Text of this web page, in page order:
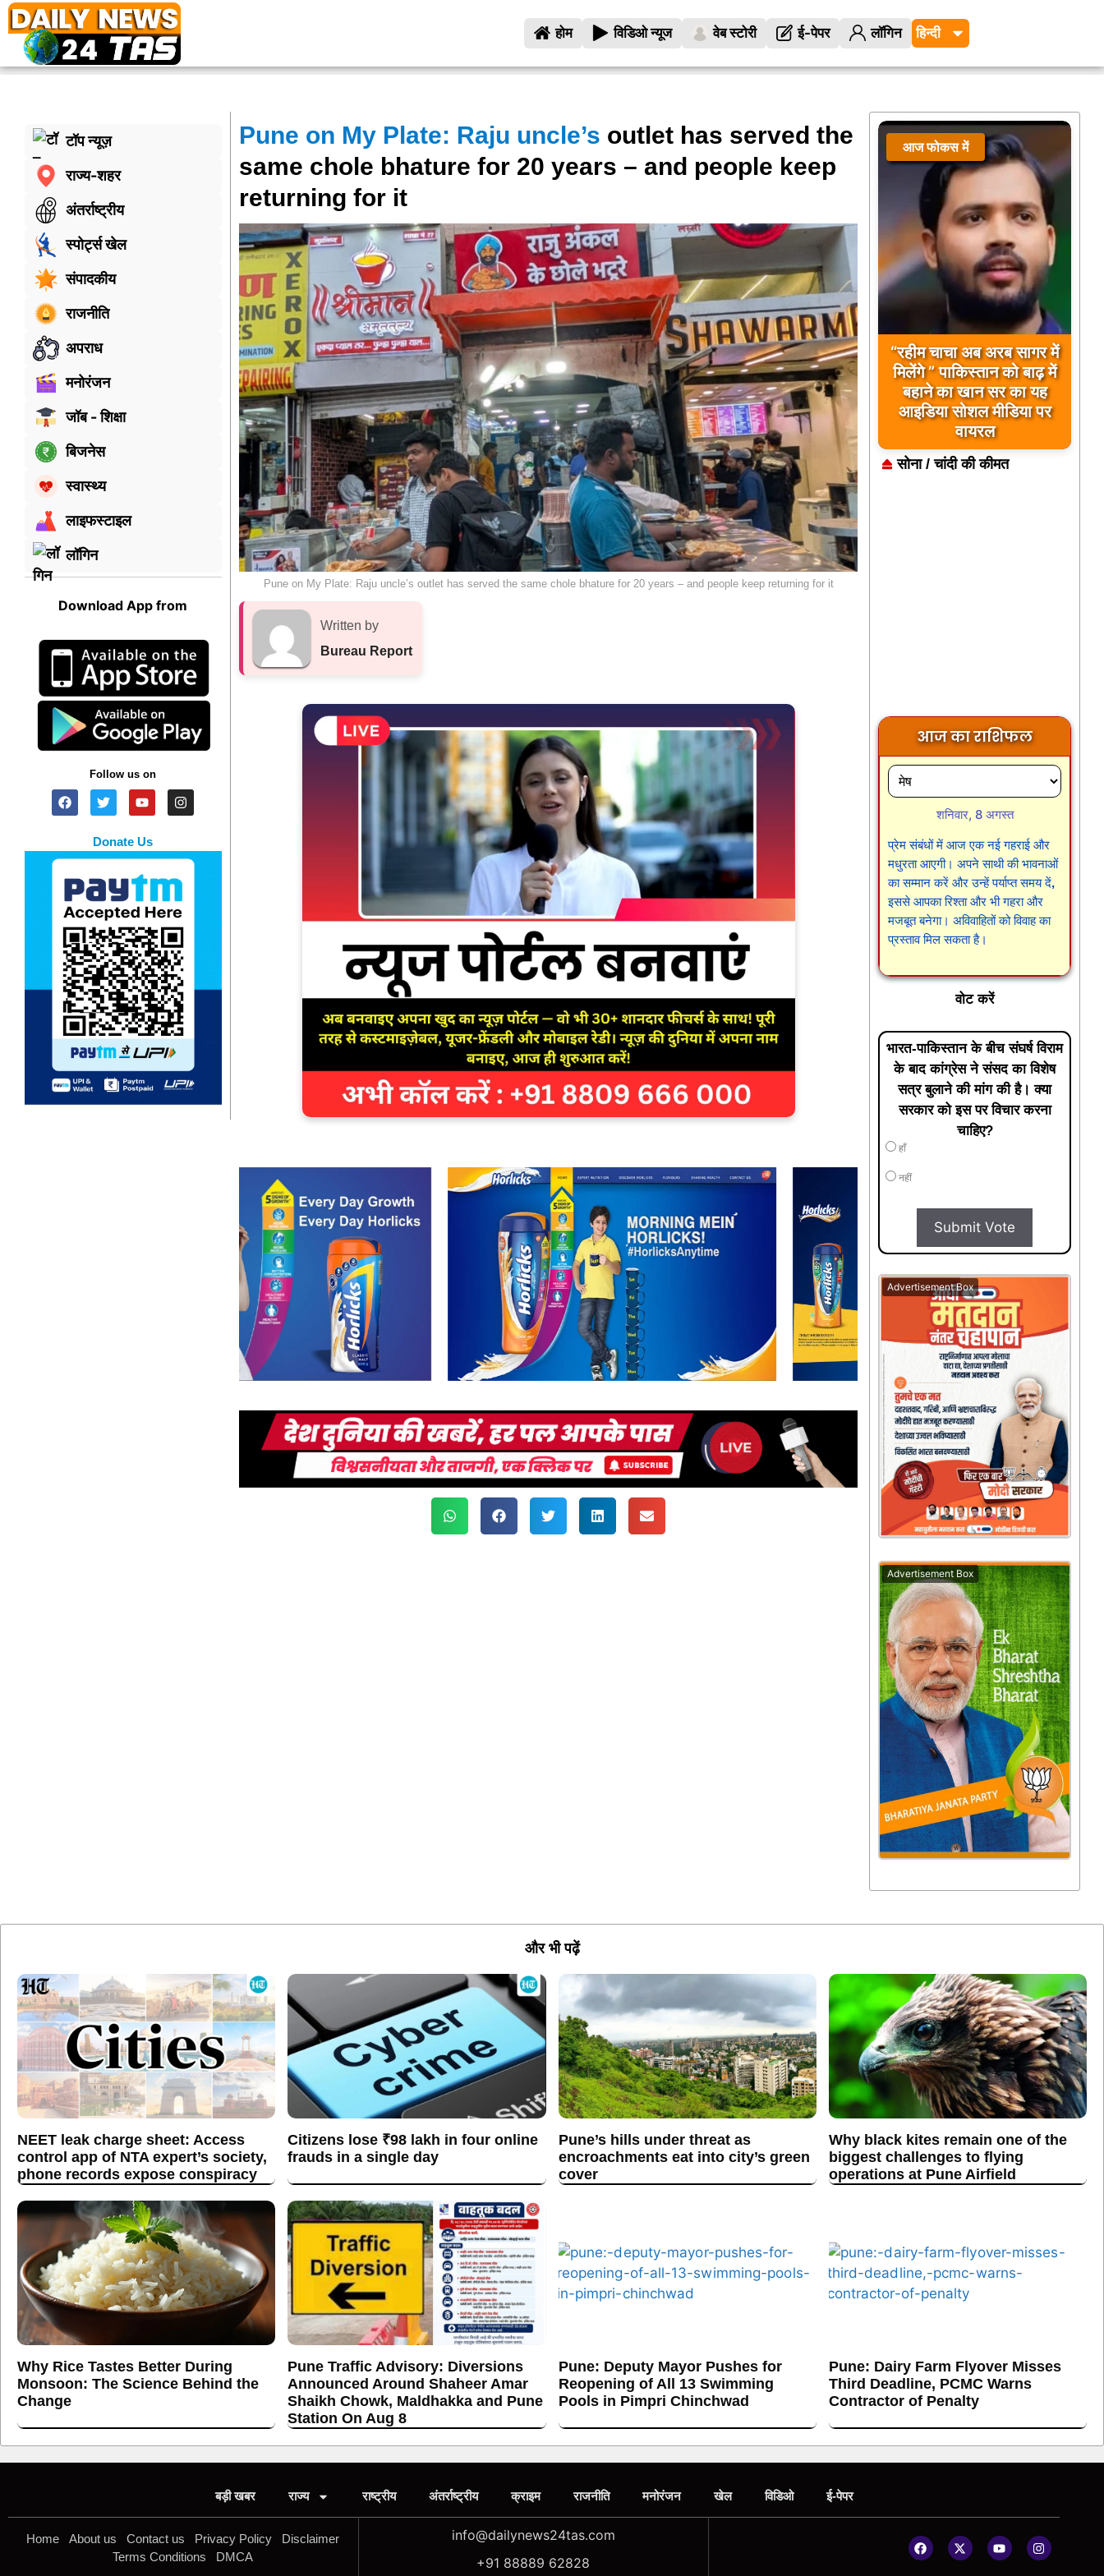
होम विडिओ न्यूज वेब स्टोरी ई-पेपर लॉगिन
टॉप न्यूज़
राज्य-शहर
अंतर्राष्ट्रीय
स्पोर्ट्स खेल
संपादकीय
राजनीति
अपराध
मनोरंजन
जॉब - शिक्षा
बिजनेस
स्वास्थ्य
लाइफस्टाइल
लॉगिन
Download App from
Follow us on
Donate Us
Pune on My Plate: Raju uncle’s outlet has served the
same chole bhature for 20 years – and people keep
returning for it
Pune on My Plate: Raju uncle’s outlet has served the same chole bhature for 20 years – and people keep returning for it
Written by
Bureau Report
आज फोकस में
“रहीम चाचा अब अरब सागर में
मिलेंगे ” पाकिस्तान को बाढ़ में
बहाने का खान सर का यह
आइडिया सोशल मीडिया पर
वायरल
सोना / चांदी की कीमत
आज का राशिफल
शनिवार, 8 अगस्त
प्रेम संबंधों में आज एक नई गहराई और
मधुरता आएगी। अपने साथी की भावनाओं
का सम्मान करें और उन्हें पर्याप्त समय दें,
इससे आपका रिश्ता और भी गहरा और
मजबूत बनेगा। अविवाहितों को विवाह का
प्रस्ताव मिल सकता है।
वोट करें
भारत-पाकिस्तान के बीच संघर्ष विराम
के बाद कांग्रेस ने संसद का विशेष
सत्र बुलाने की मांग की है। क्या
सरकार को इस पर विचार करना
चाहिए?
हाँ
नहीं
Submit Vote
Advertisement Box
Advertisement Box
और भी पढ़ें
NEET leak charge sheet: Access
control app of NTA expert’s society,
phone records expose conspiracy
Citizens lose ₹98 lakh in four online
frauds in a single day
Pune’s hills under threat as
encroachments eat into city’s green
cover
Why black kites remain one of the
biggest challenges to flying
operations at Pune Airfield
Why Rice Tastes Better During
Monsoon: The Science Behind the
Change
Pune Traffic Advisory: Diversions
Announced Around Shaheer Amar
Shaikh Chowk, Maldhakka and Pune
Station On Aug 8
Pune: Deputy Mayor Pushes for
Reopening of All 13 Swimming
Pools in Pimpri Chinchwad
Pune: Dairy Farm Flyover Misses
Third Deadline, PCMC Warns
Contractor of Penalty
बड़ी खबर राज्य राष्ट्रीय अंतर्राष्ट्रीय क्राइम राजनीति मनोरंजन खेल विडिओ ई-पेपर
Home About us Contact us Privacy Policy
Disclaimer
Terms Conditions
DMCA
info@dailynews24tas.com
+91 88889 62828